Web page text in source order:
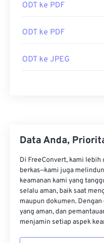
ODT ke PDF
ODT ke PDF
ODT ke JPEG
Data Anda,
Di FreeConvert, kami
berkas—kami juga
keamanan kami yang
selalu aman, baik saat
maupun dokumen.
yang aman, dan
menjamin setiap aspek